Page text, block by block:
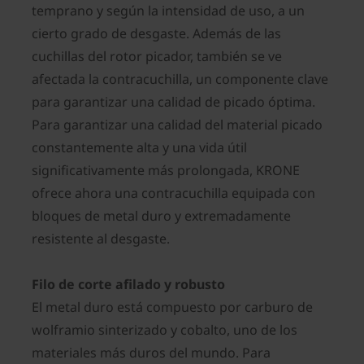
temprano y según la intensidad de uso, a un
cierto grado de desgaste. Además de las
cuchillas del rotor picador, también se ve
afectada la contracuchilla, un componente clave
para garantizar una calidad de picado óptima.
Para garantizar una calidad del material picado
constantemente alta y una vida útil
significativamente más prolongada, KRONE
ofrece ahora una contracuchilla equipada con
bloques de metal duro y extremadamente
resistente al desgaste.
Filo de corte afilado y robusto
El metal duro está compuesto por carburo de
wolframio sinterizado y cobalto, uno de los
materiales más duros del mundo. Para